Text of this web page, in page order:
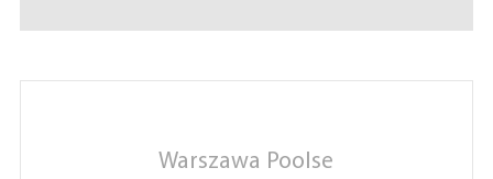
Warszawa Poolse